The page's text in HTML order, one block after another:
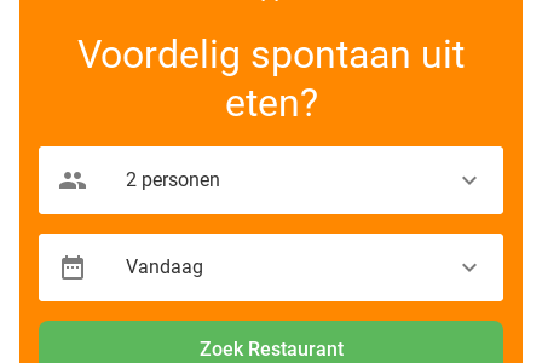
Voordelig spontaan uit
eten?
Zoek Restaurant